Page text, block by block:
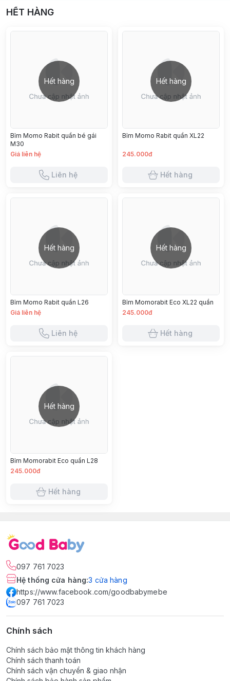
HẾT HÀNG
Hết hàng
Bỉm Momo Rabit quần bé gái
M30
Giá liên hệ
Liên hệ
Hết hàng
Bỉm Momo Rabit quần XL22
245.000đ
Hết hàng
Hết hàng
Bỉm Momo Rabit quần L26
Giá liên hệ
Liên hệ
Hết hàng
Bỉm Momorabit Eco XL22 quần
245.000đ
Hết hàng
Hết hàng
Bỉm Momorabit Eco quần L28
245.000đ
Hết hàng
097 761 7023
Hệ thống cửa hàng:3 cửa hàng
https://www.facebook.com/goodbabymebe
097 761 7023
Chính sách
Chính sách bảo mật thông tin khách hàng
Chính sách thanh toán
Chính sách vận chuyển & giao nhận